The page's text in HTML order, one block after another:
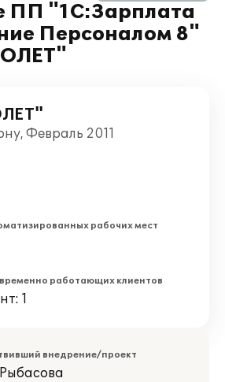
ПП "1С:Зарплата
Персоналом 8"
Февраль 2011
рабочих мест
работающих клиентов
1
внедрение/проект